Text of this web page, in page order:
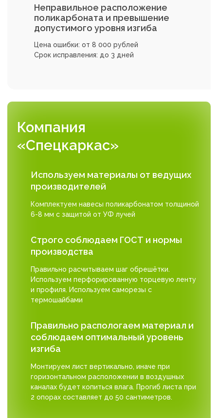
Неправильное расположение
поликарбоната и превышение
допустимого уровня изгиба
Цена ошибки: от 8 000 рублей
Срок исправления: до 3 дней
Компания
«Спецкаркас»
Используем материалы от ведущих
производителей
Комплектуем навесы поликарбонатом толщиной
6-8 мм с защитой от УФ лучей
Строго соблюдаем ГОСТ и нормы
производства
Правильно расчитываем шаг обрешётки.
Используем перфорированную торцевую ленту
и профиля. Используем саморезы с
термошайбами
Правильно распологаем материал и
соблюдаем оптимальный уровень
изгиба
Монтируем лист вертикально, иначе при
горизонтальном расположении в воздушных
каналах будет копиться влага. Прогиб листа при
2 опорах составляет до 50 сантиметров.